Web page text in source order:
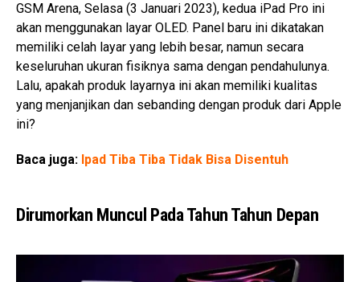
GSM Arena, Selasa (3 Januari 2023), kedua iPad Pro ini
akan menggunakan layar OLED. Panel baru ini dikatakan
memiliki celah layar yang lebih besar, namun secara
keseluruhan ukuran fisiknya sama dengan pendahulunya.
Lalu, apakah produk layarnya ini akan memiliki kualitas
yang menjanjikan dan sebanding dengan produk dari Apple
ini?
Baca juga: Ipad Tiba Tiba Tidak Bisa Disentuh
Dirumorkan Muncul Pada Tahun Tahun Depan